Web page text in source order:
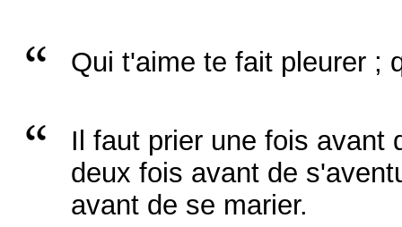
Qui t'aime te fait pleurer ;
Il faut prier une fois avant
deux fois avant de
avant de se marier.